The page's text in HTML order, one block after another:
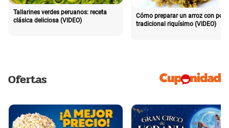
Tallarines verdes peruanos: receta
clásica deliciosa (VIDEO)
Cómo preparar un arroz con pollo
tradicional riquísimo (VIDEO)
Ofertas